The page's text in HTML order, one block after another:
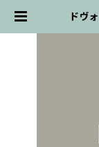
ドヴ